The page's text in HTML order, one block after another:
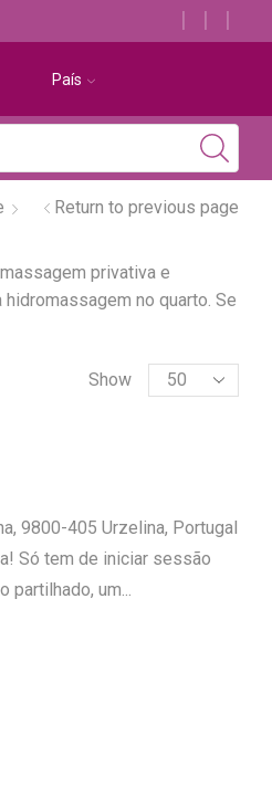
País
Return to previous page
privativa e
no quarto. Se
Show
9800-405 Urzelina, Portugal
Só tem de iniciar sessão
partilhado, um...